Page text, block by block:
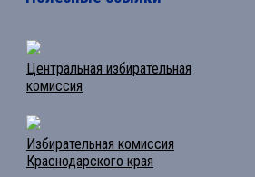
Центральная избирательная
комиссия
Избирательная комиссия
Краснодарского края